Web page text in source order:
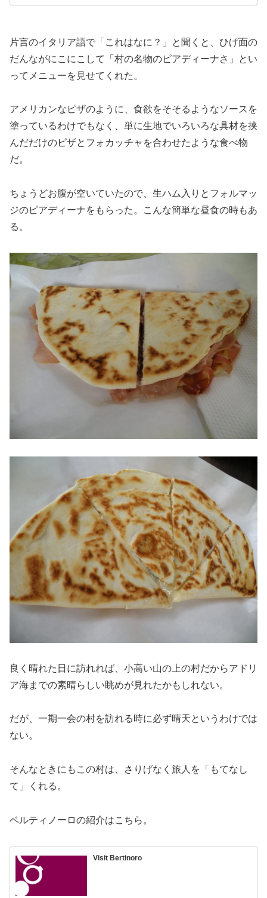
片言のイタリア語で「これはなに？」と聞くと、ひげ面の
だんながにこにこして「村の名物のピアディーナさ」とい
ってメニューを見せてくれた。
アメリカンなピザのように、食欲をそそるようなソースを
塗っているわけでもなく、単に生地でいろいろな具材を挟
んだだけのピザとフォカッチャを合わせたような食べ物
だ。
ちょうどお腹が空いていたので、生ハム入りとフォルマッ
ジのピアディーナをもらった。こんな簡単な昼食の時もあ
る。
良く晴れた日に訪れれば、小高い山の上の村だからアドリ
ア海までの素晴らしい眺めが見れたかもしれない。
だが、一期一会の村を訪れる時に必ず晴天というわけでは
ない。
そんなときにもこの村は、さりげなく旅人を「もてなし
て」くれる。
ベルティノーロの紹介はこちら。
Visit Bertinoro